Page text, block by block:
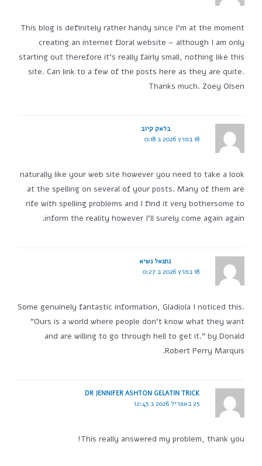
This blog is definitely rather handy since I'm at the moment
creating an internet floral website – although I am only
starting out therefore it's really fairly small, nothing like this
site. Can link to a few of the posts here as they are quite.
Thanks much. Zoey Olsen
בלאק קיוב
18 במרץ 2026 ב 0:18
naturally like your web site however you need to take a look
at the spelling on several of your posts. Many of them are
rife with spelling problems and I find it very bothersome to
inform the reality however I'll surely come again again.
נתנאל נשיא
18 במרץ 2026 ב 0:27
Some genuinely fantastic information, Gladiola I noticed this.
"Ours is a world where people don't know what they want
and are willing to go through hell to get it." by Donald
Robert Perry Marquis.
DR JENNIFER ASHTON GELATIN TRICK
25 באפריל 2026 ב 12:45
This really answered my problem, thank you!